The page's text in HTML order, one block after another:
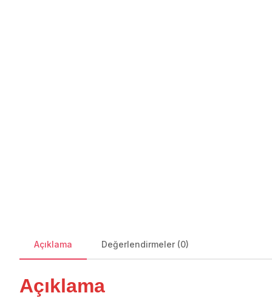
Açıklama Değerlendirmeler (0)
Açıklama